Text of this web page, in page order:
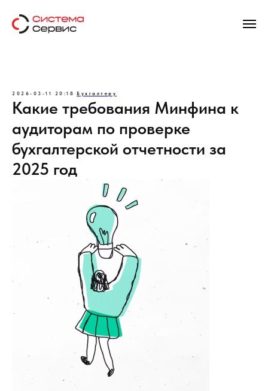
2026-03-11 20:18 Бухгалтеру
Какие требования Минфина к
аудиторам по проверке
бухгалтерской отчетности за
2025 год